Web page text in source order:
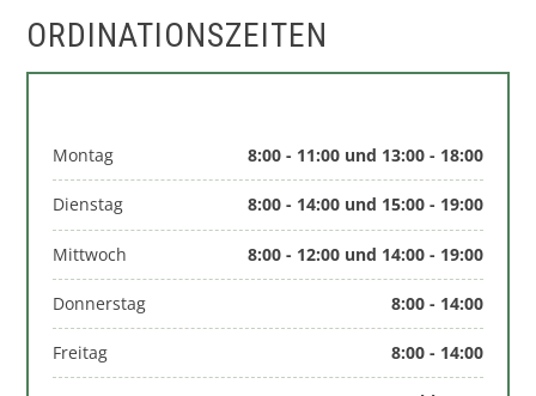
ORDINATIONSZEITEN
Montag 8:00 - 11:00 und 13:00 - 18:00
Dienstag 8:00 - 14:00 und 15:00 - 19:00
Mittwoch 8:00 - 12:00 und 14:00 - 19:00
Donnerstag 8:00 - 14:00
Freitag 8:00 - 14:00